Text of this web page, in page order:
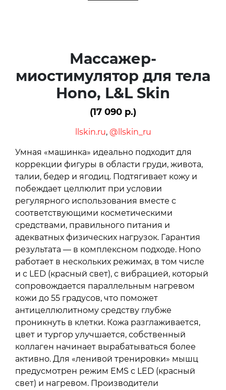
Массажер-
миостимулятор для тела
Hono, L&L Skin
(17 090 р.)
llskin.ru, @llskin_ru
Умная «машинка» идеально подходит для
коррекции фигуры в области груди, живота,
талии, бедер и ягодиц. Подтягивает кожу и
побеждает целлюлит при условии
регулярного использования вместе с
соответствующими косметическими
средствами, правильного питания и
адекватных физических нагрузок. Гарантия
результата — в комплексном подходе. Hono
работает в нескольких режимах, в том числе
и с LED (красный свет), с вибрацией, который
сопровождается параллельным нагревом
кожи до 55 градусов, что поможет
антицеллюлитному средству глубже
проникнуть в клетки. Кожа разглаживается,
цвет и тургор улучшается, собственный
коллаген начинает вырабатываться более
активно. Для «ленивой тренировки» мышц
предусмотрен режим EMS с LED (красный
свет) и нагревом. Производители